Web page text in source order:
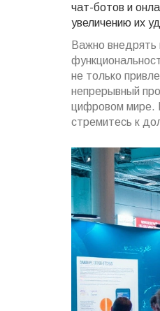
чат-ботов и
увеличению их
Важно внедрять
не только
непрерывный
цифровом мире.
стремитесь к